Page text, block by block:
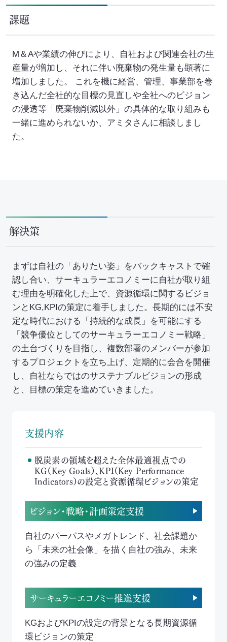
環境認証審査サービス
海外事業
Mission
会社概要
課題
M＆Aや業績の伸びにより、自社および関連会社の生
産量が増加し、それに伴い廃棄物の発生量も顕著に
増加しました。 これを機に経営、管理、事業部を巻
き込んだ全社的な目標の見直しや全社へのビジョン
の浸透等「廃棄物削減以外」の具体的な取り組みも
一緒に進められないか、アミタさんに相談しまし
た。
解決策
まずは自社の「ありたい姿」をバックキャストで確
認し合い、サーキュラーエコノミーに自社が取り組
む理由を明確化した上で、資源循環に関するビジョ
ンとKG,KPIの策定に着手しました。長期的には不安
定な時代における「持続的な成長」を可能にする
「競争優位としてのサーキュラーエコノミー戦略」
の土台づくりを目指し、複数部署のメンバーが参加
するプロジェクトを立ち上げ、定期的に会合を開催
し、自社ならではのサステナブルビジョンの形成
と、目標の策定を進めていきました。
支援内容
脱炭素の領域を超えた全体最適視点での
KG（Key Goals）、KPI（Key Performance
Indicators）の設定と資源循環ビジョンの策定
ビジョン・戦略・計画策定支援
自社のパーパスやメガトレンド、社会課題か
ら「未来の社会像」を描く自社の強み、未来
の強みの定義
サーキュラーエコノミー推進支援
KGおよびKPIの設定の背景となる長期資源循
環ビジョンの策定